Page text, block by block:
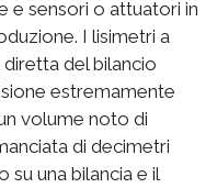
e sensori o attuatori in
I lisimetri a
del bilancio
estremamente
volume noto di
di decimetri
su una bilancia e il